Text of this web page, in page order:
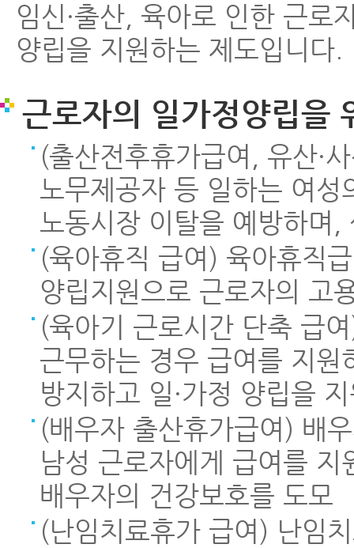
임신·출산, 육아로 인한 근로
양립을 지원하는 제도입니다.
근로자의 일가정양립을
(출산전후휴가급여, 유산·
노무제공자 등 일하는 여
노동시장 이탈을 예방하며,
(육아휴직 급여) 육아휴직
양립지원으로 근로자의 고
(육아기 근로시간 단축 급
근무하는 경우 급여를 지원
방지하고 일·가정 양립을
(배우자 출산휴가급여) 배
남성 근로자에게 급여를
배우자의 건강보호를 도모
(난임치료휴가 급여) 난임